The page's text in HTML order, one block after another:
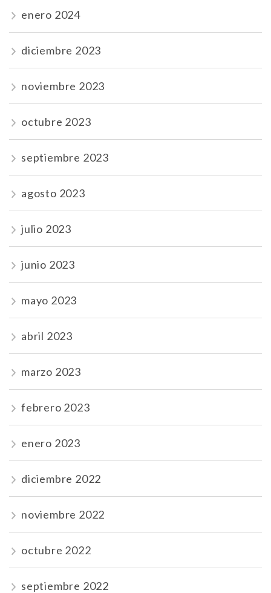
enero 2024
diciembre 2023
noviembre 2023
octubre 2023
septiembre 2023
agosto 2023
julio 2023
junio 2023
mayo 2023
abril 2023
marzo 2023
febrero 2023
enero 2023
diciembre 2022
noviembre 2022
octubre 2022
septiembre 2022